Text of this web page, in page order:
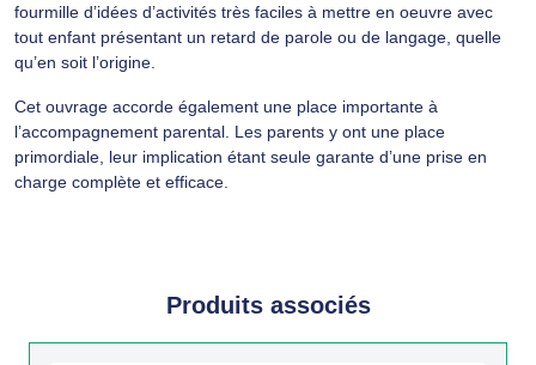
fourmille d’idées d’activités très faciles à mettre en oeuvre avec
tout enfant présentant un retard de parole ou de langage, quelle
qu’en soit l’origine.
Cet ouvrage accorde également une place importante à
l’accompagnement parental. Les parents y ont une place
primordiale, leur implication étant seule garante d’une prise en
charge complète et efficace.
Produits associés